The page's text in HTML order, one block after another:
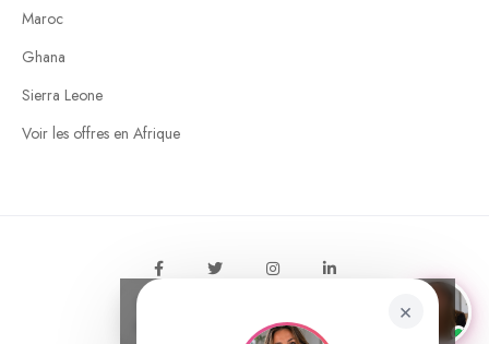
Maroc
Ghana
Sierra Leone
Voir les offres en Afrique
×